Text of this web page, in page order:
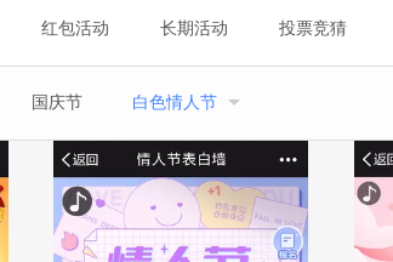
活跃展会现场气氛
红包活动 长期活动 投票竞猜
国庆节 白色情人节